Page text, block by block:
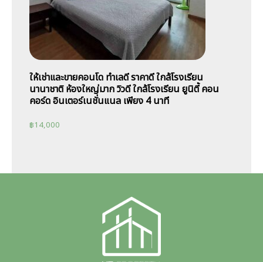
ให้เช่าและขายคอนโด ทำเลดี ราคาดี ใกล้โรงเรียน
นานาชาติ ห้องใหญ่มาก วิวดี ใกล้โรงเรียน ยูนิตี้ คอน
คอร์ด อินเตอร์เนชั่นแนล เพียง 4 นาที
฿14,000